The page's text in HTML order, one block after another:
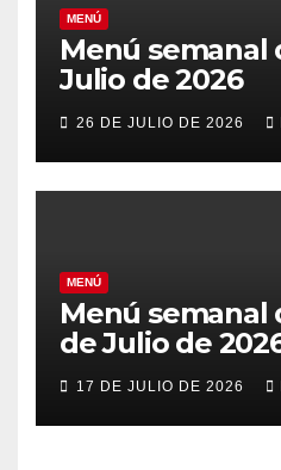
MENÚ
Menú semanal
Julio de 2026
26 DE JULIO DE 2026
MENÚ
Menú semanal
de Julio de
17 DE JULIO DE 2026